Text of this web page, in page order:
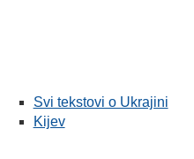
Svi tekstovi o Ukrajini
Kijev